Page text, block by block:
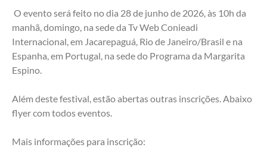
manhã, domingo, na sede da Tv Web Conieadi
Internacional, em Jacarepaguá, Rio de Janeiro/Brasil e na
Espanha, em Portugal, na sede do Programa da Margarita
Espino.
Além deste festival, estão abertas outras inscrições. Abaixo
flyer com todos eventos.
Mais informações para inscrição: